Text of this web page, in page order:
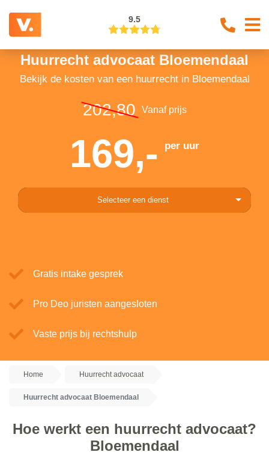
9.5
Huurrecht advocaat Bloemendaal
Bekijk de kosten van een huurrecht in Bloemendaal
202,80 Vanaf prijs
169,- per uur
Selecteer een dienst
Gratis intake gesprek
Pro Deo juristen aangesloten
Vaste prijs bij rechtshulp
Home Huurrecht advocaat
Huurrecht advocaat Bloemendaal
Hoe werkt een huurrecht advocaat?
Bloemendaal